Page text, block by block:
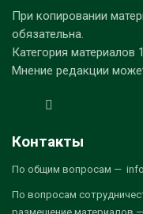
При копировании
обязательна.
Категория материалов
Мнение редакции
Контакты
По общим вопросам —
По вопросам